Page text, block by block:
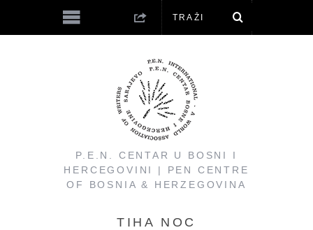
P.E.N. CENTAR U BOSNI I
HERCEGOVINI | PEN CENTRE
OF BOSNIA & HERZEGOVINA
TIHA NOC